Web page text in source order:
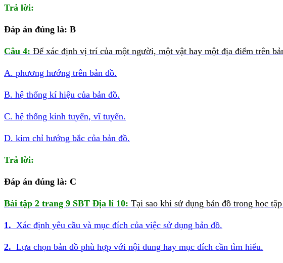
Trả lời:
Đáp án đúng là: B
Câu 4: Để xác định vị trí của một người, một vật hay một địa điểm trên
A. phương hướng trên bản đồ.
B. hệ thống kí hiệu của bản đồ.
C. hệ thống kinh tuyến, vĩ tuyến.
D. kim chỉ hướng bắc của bản đồ.
Trả lời:
Đáp án đúng là: C
Bài tập 2 trang 9 SBT Địa lí 10: Tại sao khi sử dụng bản đồ trong học
1. Xác định yêu cầu và mục đích của việc sử dụng bản đồ.
2. Lựa chọn bản đồ phù hợp với nội dung hay mục đích cần tìm hiểu.